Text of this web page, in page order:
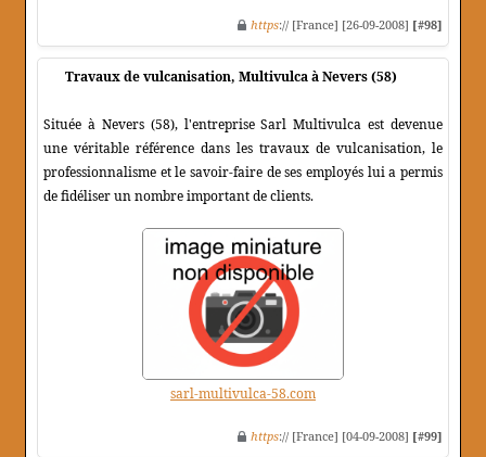
https:// [France] [26-09-2008] [#98]
Travaux de vulcanisation, Multivulca à Nevers (58)
Située à Nevers (58), l'entreprise Sarl Multivulca est devenue
une véritable référence dans les travaux de vulcanisation, le
professionnalisme et le savoir-faire de ses employés lui a permis
de fidéliser un nombre important de clients.
sarl-multivulca-58.com
https:// [France] [04-09-2008] [#99]